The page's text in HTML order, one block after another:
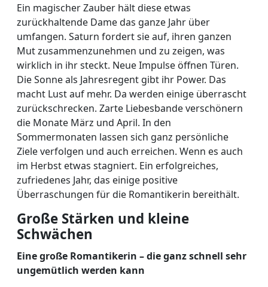
Ein magischer Zauber hält diese etwas
zurückhaltende Dame das ganze Jahr über
umfangen. Saturn fordert sie auf, ihren ganzen
Mut zusammenzunehmen und zu zeigen, was
wirklich in ihr steckt. Neue Impulse öffnen Türen.
Die Sonne als Jahresregent gibt ihr Power. Das
macht Lust auf mehr. Da werden einige überrascht
zurückschrecken. Zarte Liebesbande verschönern
die Monate März und April. In den
Sommermonaten lassen sich ganz persönliche
Ziele verfolgen und auch erreichen. Wenn es auch
im Herbst etwas stagniert. Ein erfolgreiches,
zufriedenes Jahr, das einige positive
Überraschungen für die Romantikerin bereithält.
Große Stärken und kleine
Schwächen
Eine große Romantikerin – die ganz schnell sehr
ungemütlich werden kann